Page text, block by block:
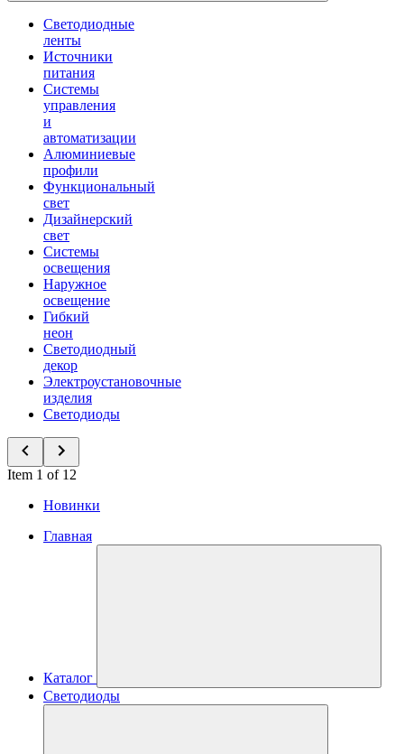
Светодиодные
ленты
Источники
питания
Системы
управления
и
автоматизации
Алюминиевые
профили
Функциональный
свет
Дизайнерский
свет
Системы
освещения
Наружное
освещение
Гибкий
неон
Светодиодный
декор
Электроустановочные
изделия
Светодиоды
Item 1 of 12
Новинки
Главная
Каталог
Светодиоды